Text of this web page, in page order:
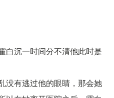
白沉一时间分不清他此时是
没有逃过他的眼睛，那会她